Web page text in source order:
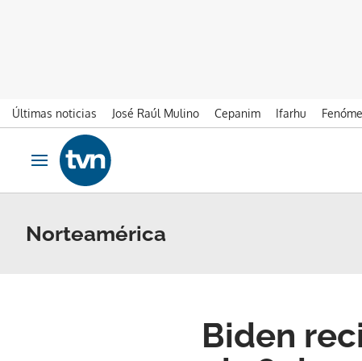
Últimas noticias José Raúl Mulino Cepanim Ifarhu
Ir al contenido
Obrir navegació
Norteamérica
Biden